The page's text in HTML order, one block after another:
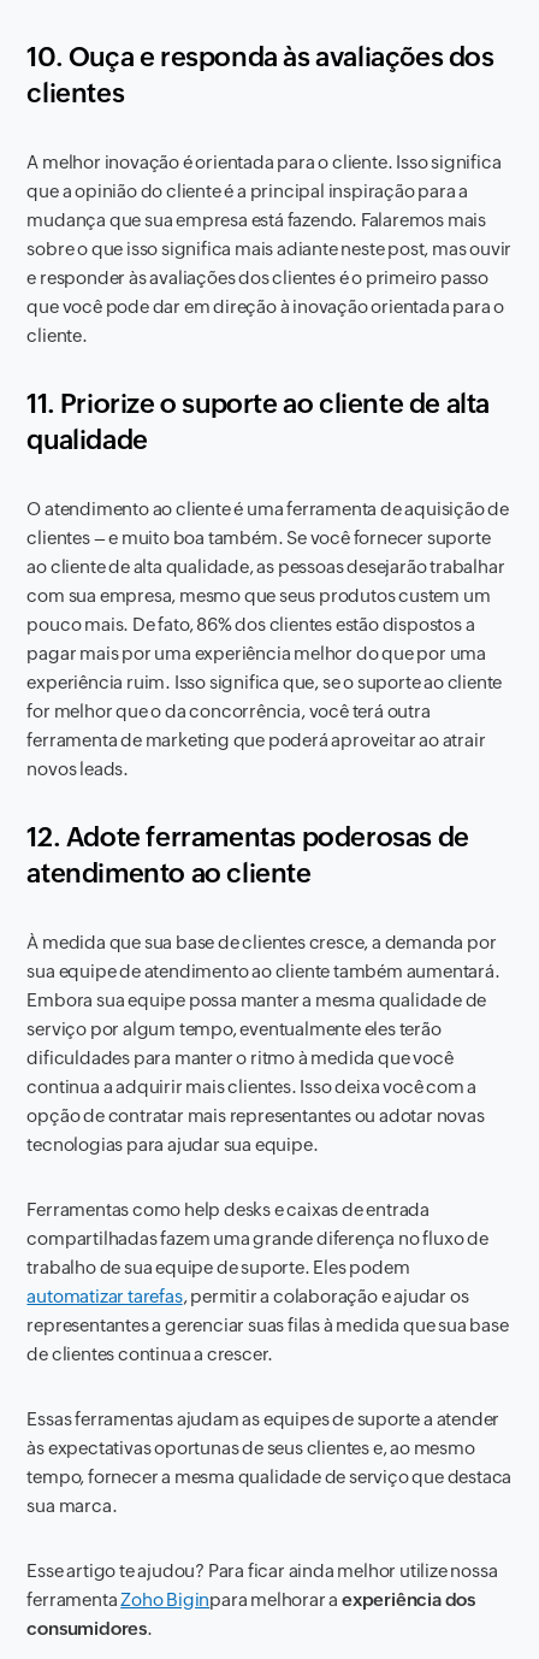
10. Ouça e responda às avaliações dos
clientes
A melhor inovação é orientada para o cliente. Isso significa
que a opinião do cliente é a principal inspiração para a
mudança que sua empresa está fazendo. Falaremos mais
sobre o que isso significa mais adiante neste post, mas ouvir
e responder às avaliações dos clientes é o primeiro passo
que você pode dar em direção à inovação orientada para o
cliente.
11. Priorize o suporte ao cliente de alta
qualidade
O atendimento ao cliente é uma ferramenta de aquisição de
clientes – e muito boa também. Se você fornecer suporte
ao cliente de alta qualidade, as pessoas desejarão trabalhar
com sua empresa, mesmo que seus produtos custem um
pouco mais. De fato, 86% dos clientes estão dispostos a
pagar mais por uma experiência melhor do que por uma
experiência ruim. Isso significa que, se o suporte ao cliente
for melhor que o da concorrência, você terá outra
ferramenta de marketing que poderá aproveitar ao atrair
novos leads.
12. Adote ferramentas poderosas de
atendimento ao cliente
À medida que sua base de clientes cresce, a demanda por
sua equipe de atendimento ao cliente também aumentará.
Embora sua equipe possa manter a mesma qualidade de
serviço por algum tempo, eventualmente eles terão
dificuldades para manter o ritmo à medida que você
continua a adquirir mais clientes. Isso deixa você com a
opção de contratar mais representantes ou adotar novas
tecnologias para ajudar sua equipe.
Ferramentas como help desks e caixas de entrada
compartilhadas fazem uma grande diferença no fluxo de
trabalho de sua equipe de suporte. Eles podem
automatizar tarefas, permitir a colaboração e ajudar os
representantes a gerenciar suas filas à medida que sua base
de clientes continua a crescer.
Essas ferramentas ajudam as equipes de suporte a atender
às expectativas oportunas de seus clientes e, ao mesmo
tempo, fornecer a mesma qualidade de serviço que destaca
sua marca.
Esse artigo te ajudou? Para ficar ainda melhor utilize nossa
ferramenta Zoho Biginpara melhorar aexperiência dos
consumidores.